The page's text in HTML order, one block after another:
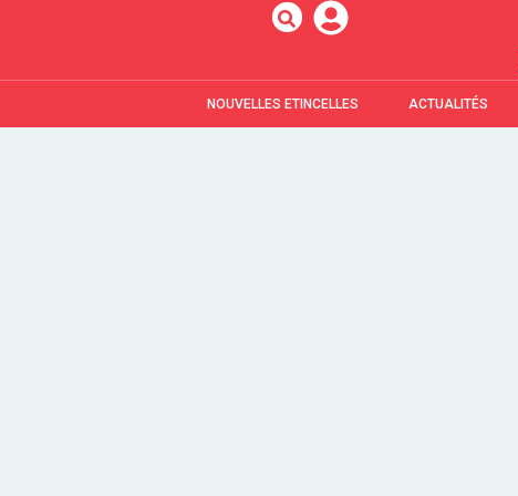
NOUVELLES ETINCELLES ACTUALITÉS